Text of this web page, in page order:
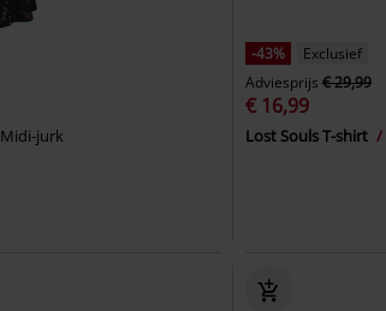
Midi-jurk
-43%
Exclusief
Adviesprijs € 29,99
€ 16,99
Lost Souls T-shirt